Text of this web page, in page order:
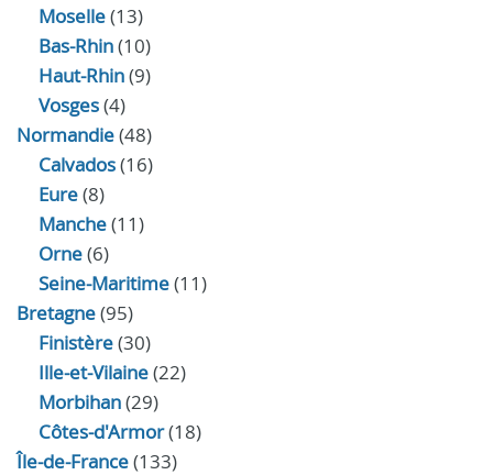
Moselle(13)
Bas-Rhin(10)
Haut-Rhin(9)
Vosges(4)
Normandie(48)
Calvados(16)
Eure(8)
Manche(11)
Orne(6)
Seine-Maritime(11)
Bretagne(95)
Finistère(30)
Ille-et-Vilaine(22)
Morbihan(29)
Côtes-d'Armor(18)
Île-de-France(133)